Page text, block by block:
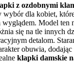
z ozdobnymi
wybór dla kobiet,
Model ten
się na tle innych
detalom.
obuwia,
klapki damskie